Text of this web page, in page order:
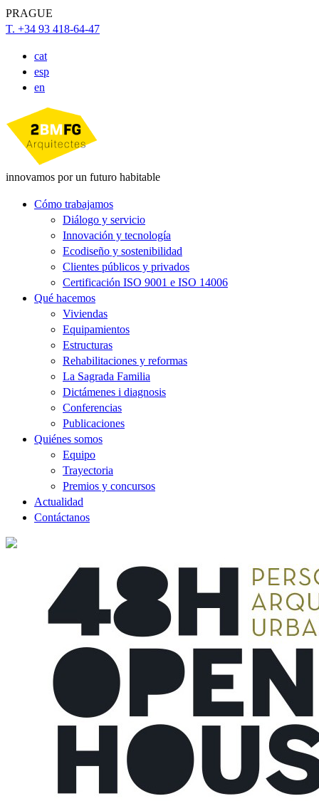
PRAGUE
T. +34 93 418-64-47
cat
esp
en
innovamos por un futuro habitable
Cómo trabajamos
Diálogo y servicio
Innovación y tecnología
Ecodiseño y sostenibilidad
Clientes públicos y privados
Certificación ISO 9001 e ISO 14006
Qué hacemos
Viviendas
Equipamientos
Estructuras
Rehabilitaciones y reformas
La Sagrada Familia
Dictámenes i diagnosis
Conferencias
Publicaciones
Quiénes somos
Equipo
Trayectoria
Premios y concursos
Actualidad
Contáctanos